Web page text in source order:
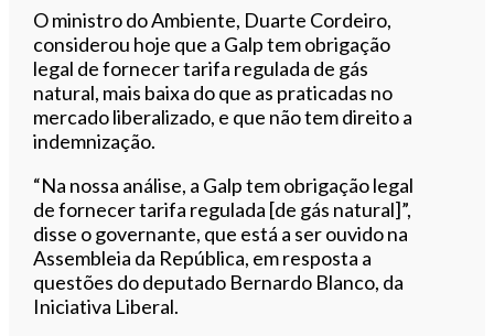
Ouvir este artigo
O ministro do Ambiente, Duarte Cordeiro,
considerou hoje que a Galp tem obrigação
legal de fornecer tarifa regulada de gás
natural, mais baixa do que as praticadas no
mercado liberalizado, e que não tem direito a
indemnização.
“Na nossa análise, a Galp tem obrigação legal
de fornecer tarifa regulada [de gás natural]”,
disse o governante, que está a ser ouvido na
Assembleia da República, em resposta a
questões do deputado Bernardo Blanco, da
Iniciativa Liberal.